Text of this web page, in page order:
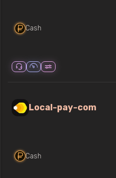
Cash
Local-pay-com
Cash